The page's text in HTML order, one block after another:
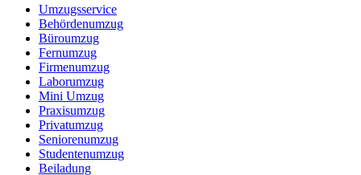
Umzugsservice
Behördenumzug
Büroumzug
Fernumzug
Firmenumzug
Laborumzug
Mini Umzug
Praxisumzug
Privatumzug
Seniorenumzug
Studentenumzug
Beiladung